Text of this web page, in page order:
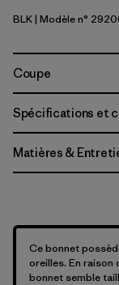
Black
BLK| Modèle n°
Coupe
Spécifications et
Matières &
Ce bonnet
oreilles. En raison
bonnet semble